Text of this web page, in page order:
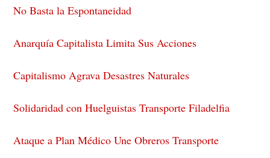
No Basta la Espontaneidad
Anarquía Capitalista Limita Sus Acciones
Capitalismo Agrava Desastres Naturales
Solidaridad con Huelguistas Transporte Filadelfia
Ataque a Plan Médico Une Obreros Transporte